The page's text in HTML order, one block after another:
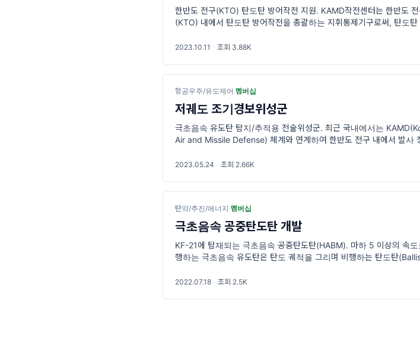
한반도 전구(KTO) 탄도탄 방어작전 지원. KAMD작전센터는 한반도
(KTO) 내에서 탄도탄 방어작전을 총괄하는 지휘통제기구로써, 탄도탄
2023.10.11 · 조회 3.88K
항공우주/유도제어 ·멤버십
저궤도 조기경보위성군
극초음속 유도탄 탐지/추적용 전술위성군. 최근 국내에서는
Air and Missile Defense) 체계와 연계하여 한반도 전구 내에서 발사
2023.05.24 · 조회 2.66K
탄약/추진/에너지 ·멤버십
극초음속 공중탄도탄 개발
KF-21에 탑재되는 극초음속 공중탄도탄(HABM). 마하 5 이상의 속도
행하는 극초음속 유도탄은 탄도 궤적을 그리며 비행하는 탄도탄
2022.07.18 · 조회 2.5K